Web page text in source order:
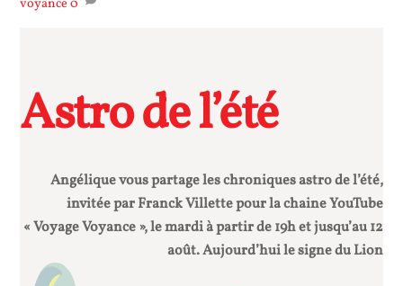
voyance0
Astro de l’été
Angélique vous partage les chroniques astro de l’été,
invitée par Franck Villette pour la chaine YouTube
« Voyage Voyance », le mardi à partir de 19h et jusqu’au 12
août. Aujourd’hui le signe du Lion